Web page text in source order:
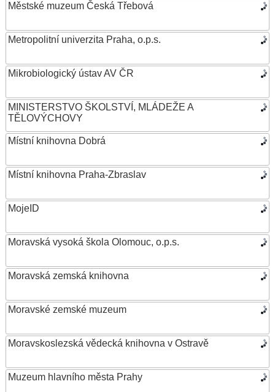
Městské muzeum Česká Třebová
Metropolitní univerzita Praha, o.p.s.
Mikrobiologický ústav AV ČR
MINISTERSTVO ŠKOLSTVÍ, MLÁDEŽE A
TĚLOVÝCHOVY
Místní knihovna Dobrá
Místní knihovna Praha-Zbraslav
MojeID
Moravská vysoká škola Olomouc, o.p.s.
Moravská zemská knihovna
Moravské zemské muzeum
Moravskoslezská vědecká knihovna v Ostravě
Muzeum hlavního města Prahy